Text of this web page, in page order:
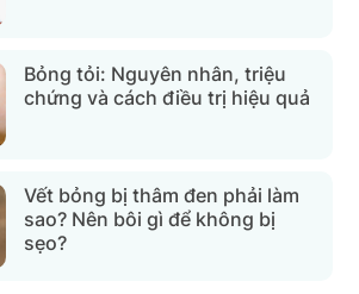
Bỏng tỏi: Nguyên nhân, triệu
chứng và cách điều trị hiệu quả
Vết bỏng bị thâm đen phải làm
sao? Nên bôi gì để không bị
sẹo?